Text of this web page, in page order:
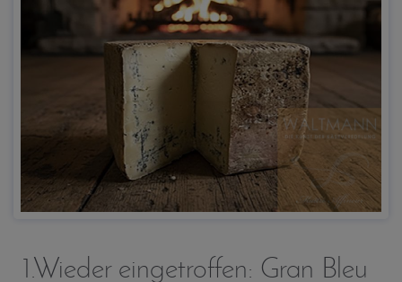
1.Wieder eingetroffen: Gran Bleu